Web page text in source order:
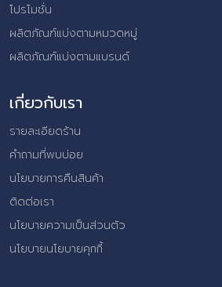
โปรโมชั่น
ผลิตภัณฑ์แบ่งตามหมวดหมู่
ผลิตภัณฑ์แบ่งตามแบรนด์
เกี่ยวกับเรา
รายละเอียดร้าน
คำถามที่พบบ่อย
นโยบายการคืนสินค้า
ติดต่อเรา
นโยบายความเป็นส่วนตัว
นโยบายนโยบายคุกกี้